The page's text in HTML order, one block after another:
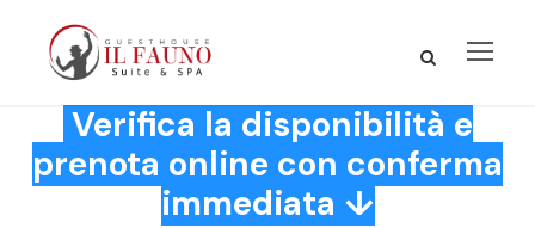
Verifica la disponibilità e
prenota online con conferma
immediata ↓